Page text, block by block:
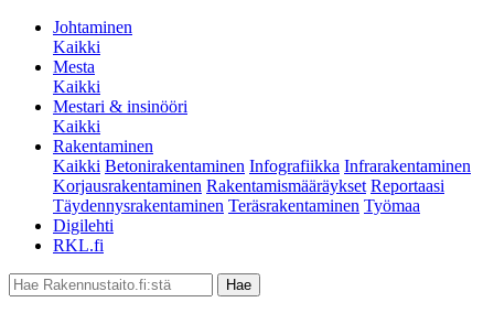
Johtaminen
Kaikki
Mesta
Kaikki
Mestari & insinööri
Kaikki
Rakentaminen
Kaikki Betonirakentaminen Infografiikka Infrarakentaminen
Korjausrakentaminen Rakentamismääräykset Reportaasi
Täydennysrakentaminen Teräsrakentaminen Työmaa
Digilehti
RKL.fi